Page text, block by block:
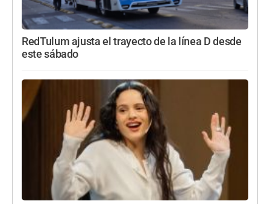
RedTulum ajusta el trayecto de la línea D desde
este sábado